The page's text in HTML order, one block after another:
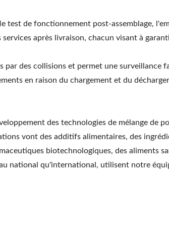
test de fonctionnement post-assemblage,
après livraison, chacun visant à
des collisions et permet une surveillance
en raison du chargement et du
des technologies de mélange de
vont des additifs alimentaires, des
biotechnologiques, des aliments
national qu'international, utilisent notre